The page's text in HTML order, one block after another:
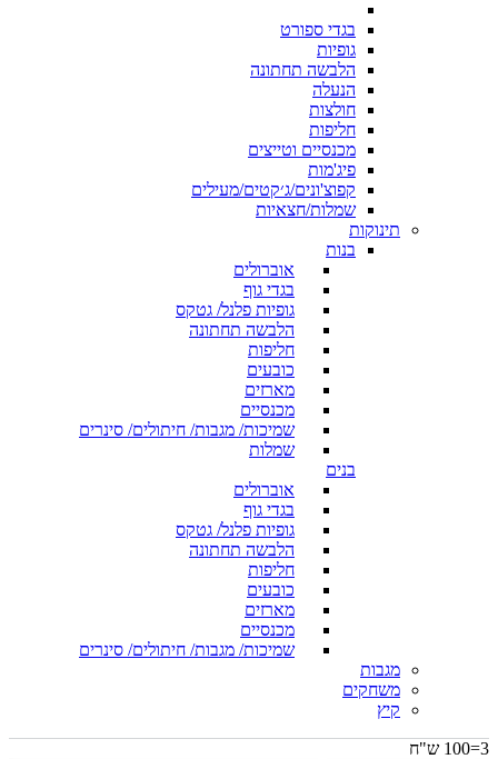
בגדי ספורט
גופיות
הלבשה תחתונה
הנעלה
חולצות
חליפות
מכנסיים וטייצים
פיג'מות
קפוצ'ונים/ג׳קטים/מעילים
שמלות/חצאיות
תינוקות
בנות
אוברולים
בגדי גוף
גופיות פלנל/ גטקס
הלבשה תחתונה
חליפות
כובעים
מארזים
מכנסיים
שמיכות/ מגבות/ חיתולים/ סינרים
שמלות
בנים
אוברולים
בגדי גוף
גופיות פלנל/ גטקס
הלבשה תחתונה
חליפות
כובעים
מארזים
מכנסיים
שמיכות/ מגבות/ חיתולים/ סינרים
מגבות
משחקים
קיץ
3=100 ש"ח